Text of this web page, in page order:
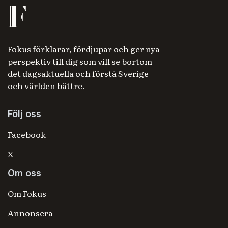
Fokus förklarar, fördjupar och ger nya
perspektiv till dig som vill se bortom
det dagsaktuella och förstå Sverige
och världen bättre.
Följ oss
Facebook
X
Om oss
Om Fokus
Annonsera